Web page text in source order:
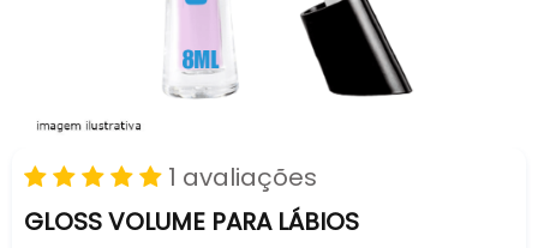
1 avaliações
GLOSS VOLUME PARA LÁBIOS